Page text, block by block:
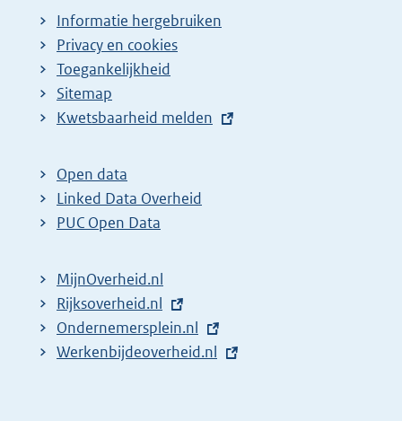
Informatie hergebruiken
Privacy en cookies
Toegankelijkheid
Sitemap
E
t
e
r
l
i
n
k
Kwetsbaarheid melden
Open data
Linked Data Overheid
PUC Open Data
MijnOverheid.nl
E
x
t
Rijksoverheid.nl
E
x
Ondernemersplein.nl
E
Werkenbijdeoverheid.nl